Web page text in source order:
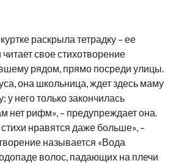
раскрыла тетрадку – ее
свое стихотворение
рядом, прямо посреди улицы.
она школьница, ждет здесь маму
у него только закончилась
нет рифм», – предупреждает она.
нравятся даже больше», –
называется «Вода
волос, падающих на плечи